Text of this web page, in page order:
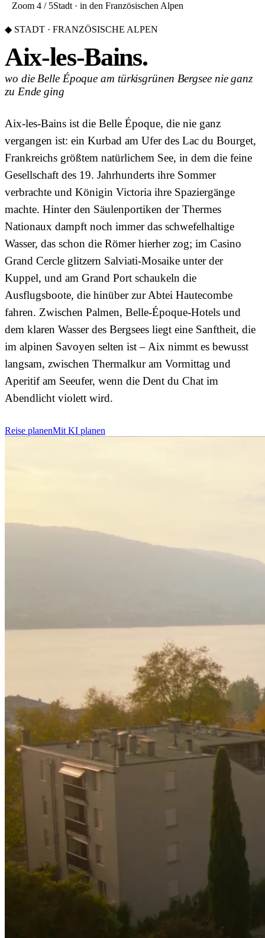
Zoom 4 / 5Stadt · in den Französischen Alpen
◆ STADT · FRANZÖSISCHE ALPEN
Aix-les-Bains.
wo die Belle Époque am türkisgrünen Bergsee nie ganz
zu Ende ging
Aix-les-Bains ist die Belle Époque, die nie ganz
vergangen ist: ein Kurbad am Ufer des Lac du Bourget,
Frankreichs größtem natürlichem See, in dem die feine
Gesellschaft des 19. Jahrhunderts ihre Sommer
verbrachte und Königin Victoria ihre Spaziergänge
machte. Hinter den Säulenportiken der Thermes
Nationaux dampft noch immer das schwefelhaltige
Wasser, das schon die Römer hierher zog; im Casino
Grand Cercle glitzern Salviati-Mosaike unter der
Kuppel, und am Grand Port schaukeln die
Ausflugsboote, die hinüber zur Abtei Hautecombe
fahren. Zwischen Palmen, Belle-Époque-Hotels und
dem klaren Wasser des Bergsees liegt eine Sanftheit, die
im alpinen Savoyen selten ist – Aix nimmt es bewusst
langsam, zwischen Thermalkur am Vormittag und
Aperitif am Seeufer, wenn die Dent du Chat im
Abendlicht violett wird.
Reise planenMit KI planen